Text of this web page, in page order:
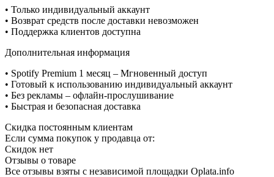
• Только индивидуальный аккаунт
• Возврат средств после доставки невозможен
• Поддержка клиентов доступна
Дополнительная информация
• Spotify Premium 1 месяц – Мгновенный доступ
• Готовый к использованию индивидуальный аккаунт
• Без рекламы – офлайн-прослушивание
• Быстрая и безопасная доставка
Скидка постоянным клиентам
Если сумма покупок у продавца от:
Скидок нет
Отзывы о товаре
Все отзывы взяты с независимой площадки Oplata.info